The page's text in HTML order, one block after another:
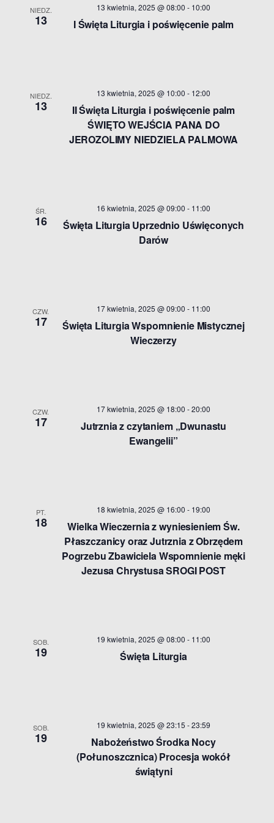
NIEDZ.
13
13 kwietnia, 2025 @ 08:00 - 10:00
I Święta Liturgia i poświęcenie palm
NIEDZ.
13
13 kwietnia, 2025 @ 10:00 - 12:00
II Święta Liturgia i poświęcenie palm
ŚWIĘTO WEJŚCIA PANA DO
JEROZOLIMY NIEDZIELA PALMOWA
ŚR.
16
16 kwietnia, 2025 @ 09:00 - 11:00
Święta Liturgia Uprzednio Uświęconych
Darów
CZW.
17
17 kwietnia, 2025 @ 09:00 - 11:00
Święta Liturgia Wspomnienie Mistycznej
Wieczerzy
CZW.
17
17 kwietnia, 2025 @ 18:00 -20:00
Jutrznia z czytaniem „Dwunastu
Ewangelii”
PT.
18
18 kwietnia, 2025 @ 16:00 - 19:00
Wielka Wieczernia z wyniesieniem Św.
Płaszczanicy oraz Jutrznia z Obrzędem
Pogrzebu Zbawiciela Wspomnienie męki
Jezusa Chrystusa SROGI POST
SOB.
19
19 kwietnia, 2025 @ 08:00 - 11:00
Święta Liturgia
SOB.
19
19 kwietnia, 2025 @ 23:15 -23:59
Nabożeństwo Środka Nocy
(Połunoszcznica) Procesja wokół
świątyni